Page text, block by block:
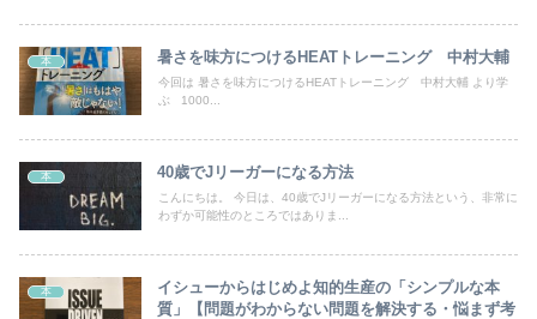
本 暑さを味方につけるHEATトレーニング 中村大輔
今回は 暑さを味方につけるHEATトレーニング 中村大輔 より学
ぶ 1000...
本 40歳でJリーガーになる方法
こんにちは。 今日は、40歳でJリーガーになる方法という、非常に
わずか可能性のところではありま...
本
イシューからはじめよ知的生産の「シンプルな本
質」【問題がわからない問題を解決する・悩まず考